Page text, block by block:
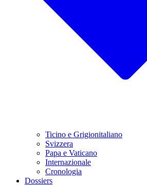
Ticino e Grigionitaliano
Svizzera
Papa e Vaticano
Internazionale
Cronologia
Dossiers